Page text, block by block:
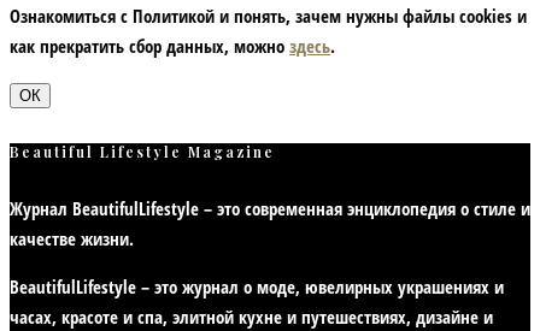
Ознакомиться с Политикой и понять, зачем нужны файлы сookies и
как прекратить сбор данных, можно здесь.
ОК
Beautiful Lifestyle Magazine
Журнал BeautifulLifestyle – это современная энциклопедия о стиле и
качестве жизни.
BeautifulLifestyle – это журнал о моде, ювелирных украшениях и
часах, красоте и спа, элитной кухне и путешествиях, дизайне и